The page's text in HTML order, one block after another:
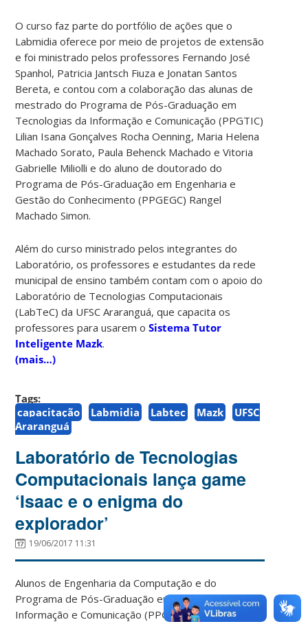
O curso faz parte do portfólio de ações que o
Labmidia oferece por meio de projetos de extensão
e foi ministrado pelos professores Fernando José
Spanhol, Patricia Jantsch Fiuza e Jonatan Santos
Bereta, e contou com a colaboração das alunas de
mestrado do Programa de Pós-Graduação em
Tecnologias da Informação e Comunicação (PPGTIC)
Lilian Isana Gonçalves Rocha Oenning, Maria Helena
Machado Sorato, Paula Behenck Machado e Vitoria
Gabrielle Miliolli e do aluno de doutorado do
Programa de Pós-Graduação em Engenharia e
Gestão do Conhecimento (PPGEGC) Rangel
Machado Simon.
Além do curso ministrado pelos integrantes do
Laboratório, os professores e estudantes da rede
municipal de ensino também contam com o apoio do
Laboratório de Tecnologias Computacionais
(LabTeC) da UFSC Araranguá, que capacita os
professores para usarem oSistema Tutor
Inteligente Mazk.
(mais…)
Tags:
capacitação
Labmidia Labtec Mazk
UFSC
Araranguá
Laboratório de Tecnologias
Computacionais lança game
‘Isaac e o enigma do
explorador’
19/06/2017 11:31
Alunos de Engenharia da Computação e do
Programa de Pós-Graduação em Tecnologias da
Informação e Comunicação (PPGTIC) da